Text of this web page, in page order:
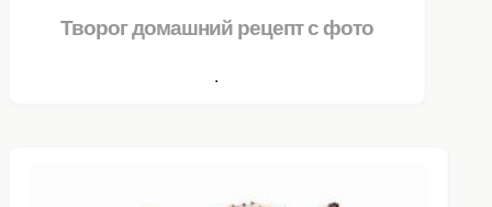
Творог домашний рецепт с фото
.